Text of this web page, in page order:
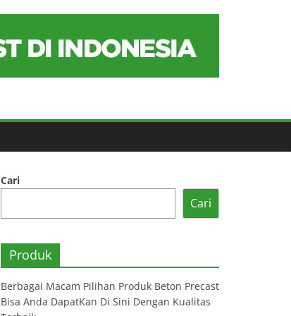
Cari
Cari
Produk
Berbagai Macam Pilihan Produk Beton Precast
Bisa Anda DapatKan Di Sini Dengan Kualitas